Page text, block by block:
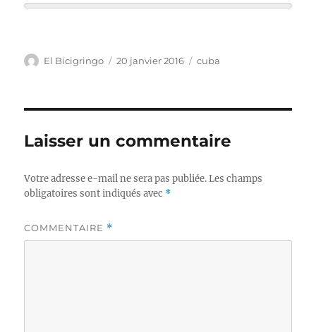
Auteur
El Bicigringo
Publié
20 janvier 2016 Étiquettes
cuba
Laisser un commentaire
Votre adresse e-mail ne sera pas publiée. Les champs
obligatoires sont indiqués avec *
COMMENTAIRE *